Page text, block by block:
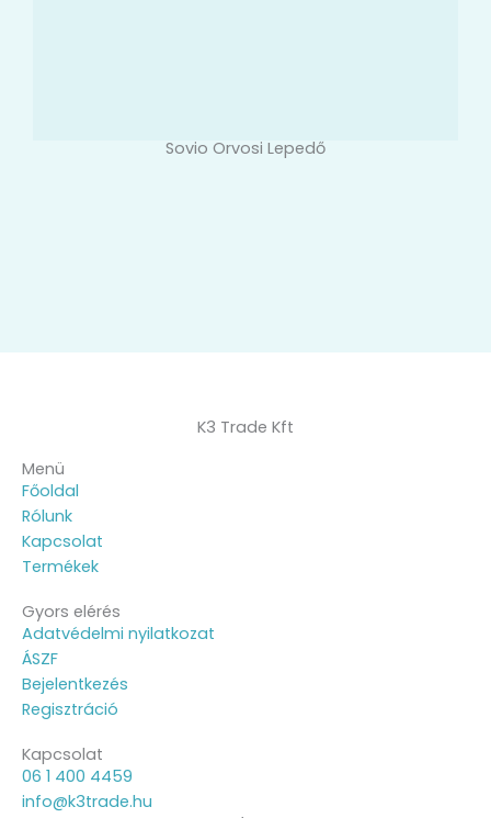
Sovio Orvosi Lepedő
K3 Trade Kft
Menü
Főoldal
Rólunk
Kapcsolat
Termékek
Gyors elérés
Adatvédelmi nyilatkozat
ÁSZF
Bejelentkezés
Regisztráció
Kapcsolat
06 1 400 4459
info@k3trade.hu